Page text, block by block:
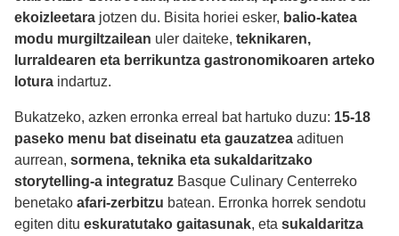
ekoizleetara jotzen du. Bisita horiei esker, balio-katea
modu murgiltzailean uler daiteke, teknikaren,
lurraldearen eta berrikuntza gastronomikoaren arteko
lotura indartuz.
Bukatzeko, azken erronka erreal bat hartuko duzu: 15-18
paseko menu bat diseinatu eta gauzatzea adituen
aurrean, sormena, teknika eta sukaldaritzako
storytelling-a integratuz Basque Culinary Centerreko
benetako afari-zerbitzu batean. Erronka horrek sendotu
egiten ditu eskuratutako gaitasunak, eta sukaldaritza